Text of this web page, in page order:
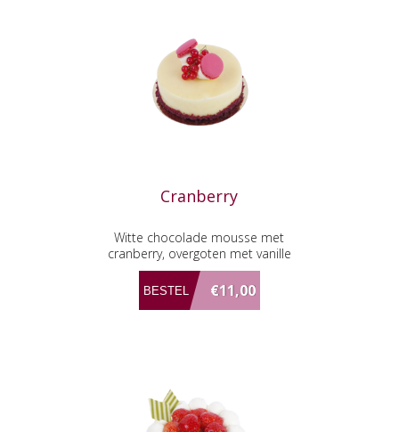
Cranberry
Witte chocolade mousse met
cranberry, overgoten met vanille
€11,00